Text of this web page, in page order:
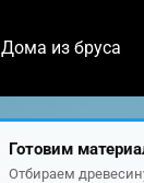
Дома из бруса
Готовим
Отбираем